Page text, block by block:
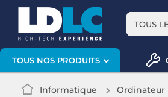
TOUS
TOUS NOS PRODUITS
Informatique Ordinateur